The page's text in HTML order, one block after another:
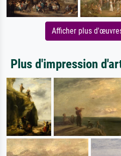
Afficher plus
Plus d'impression